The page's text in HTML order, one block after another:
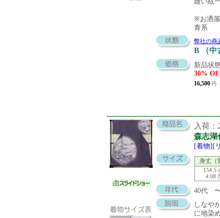
※お洒
青系
弊社の商
B （中
新品状
30%
16,500 円
入荷：
森志湖
[着物][
身丈（
154.5
4.08
40代
しなや
に地染